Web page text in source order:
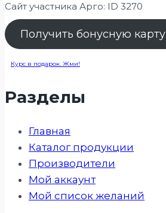
Сайт участника Арго: ID 3270
Получить бонусную карту
Курс в подарок. Жми!
Разделы
Главная
Каталог продукции
Производители
Мой аккаунт
Мой список желаний